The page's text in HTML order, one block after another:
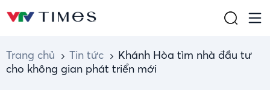
Trang chủ Tin tức
Khánh Hòa tìm nhà đầu tư
cho không gian phát triển mới